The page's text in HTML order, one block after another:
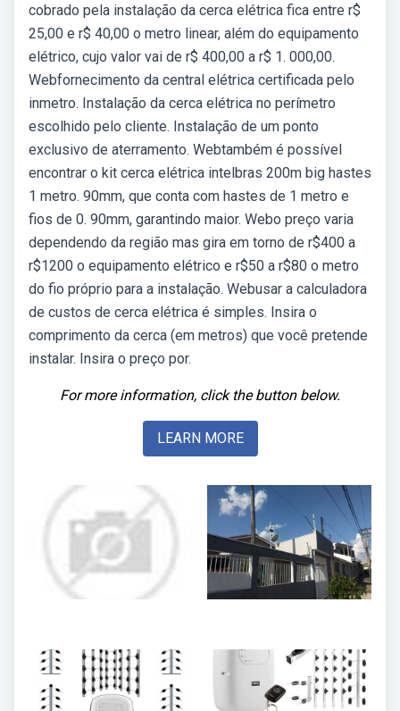
cobrado pela instalação da cerca elétrica fica entre r$
25,00 e r$ 40,00 o metro linear, além do equipamento
elétrico, cujo valor vai de r$ 400,00 a r$ 1. 000,00.
Webfornecimento da central elétrica certificada pelo
inmetro. Instalação da cerca elétrica no perímetro
escolhido pelo cliente. Instalação de um ponto
exclusivo de aterramento. Webtambém é possível
encontrar o kit cerca elétrica intelbras 200m big hastes
1 metro. 90mm, que conta com hastes de 1 metro e
fios de 0. 90mm, garantindo maior. Webo preço varia
dependendo da região mas gira em torno de r$400 a
r$1200 o equipamento elétrico e r$50 a r$80 o metro
do fio próprio para a instalação. Webusar a calculadora
de custos de cerca elétrica é simples. Insira o
comprimento da cerca (em metros) que você pretende
instalar. Insira o preço por.
For more information, click the button below.
LEARN MORE